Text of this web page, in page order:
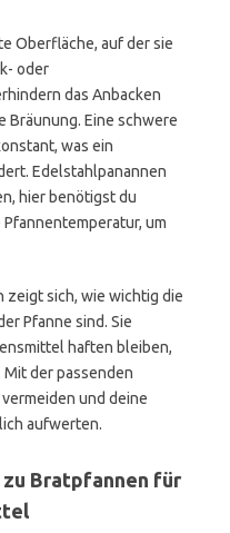
Oberfläche, auf der sie
oder
das Anbacken
Bräunung. Eine schwere
was ein
Edelstahlpanannen
hier benötigst du
um
zeigt sich, wie wichtig die
Pfanne sind. Sie
haften bleiben,
der passenden
und deine
aufwerten.
Bratpfannen für